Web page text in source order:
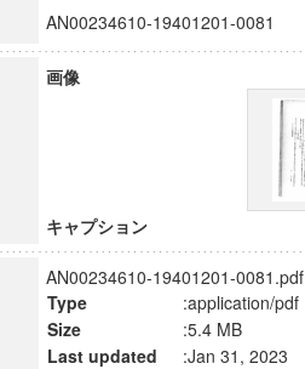
AN00234610-19401201-0081
画像
キャプション
AN00234610-19401201-0081.pdf
Type
:application/pdf
Size
:5.4 MB
Last updated
:Jan 31, 2023